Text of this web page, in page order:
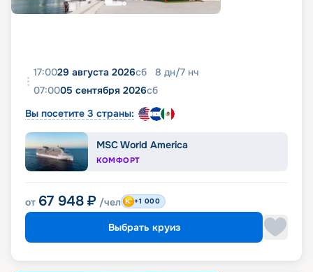
17:0029 августа 2026сб 8 дн/7 нч
07:0005 сентября 2026сб
Вы посетите 3 страны:
MSC World America
КОМФОРТ
от 67 948 ₽ /чел +1 000
Выбрать круиз